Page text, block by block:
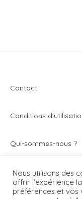
Contact
Conditions
Qui-sommes-nous ?
Vivez toute
l’horlogerie avec
généraliste qui parle
Nous utilisons des
offrir l'expérience
préférences et vos